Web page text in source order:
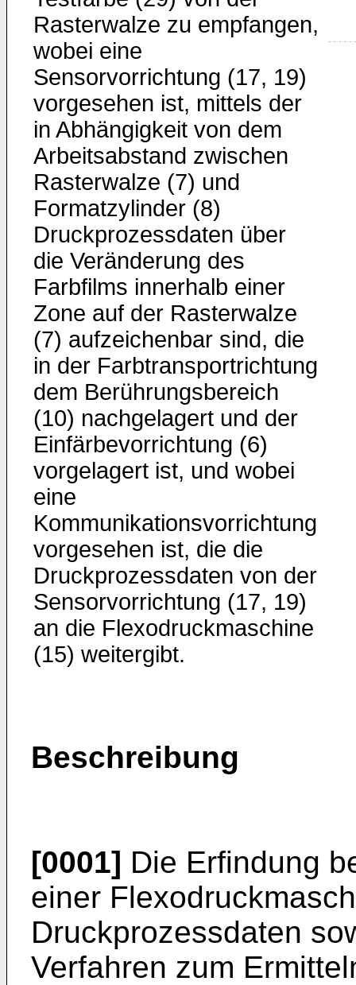
Rasterwalze zu empfangen,
wobei eine
Sensorvorrichtung (17, 19)
vorgesehen ist, mittels der
in Abhängigkeit von dem
Arbeitsabstand zwischen
Rasterwalze (7) und
Formatzylinder (8)
Druckprozessdaten über
die Veränderung des
Farbfilms innerhalb einer
Zone auf der Rasterwalze
(7) aufzeichenbar sind, die
in der Farbtransportrichtung
dem Berührungsbereich
(10) nachgelagert und der
Einfärbevorrichtung (6)
vorgelagert ist, und wobei
eine
Kommunikationsvorrichtung
vorgesehen ist, die die
Druckprozessdaten von der
Sensorvorrichtung (17, 19)
an die Flexodruckmaschine
(15) weitergibt.
Beschreibung
[0001] Die Erfindung
einer
Druckprozessdaten
Verfahren zum